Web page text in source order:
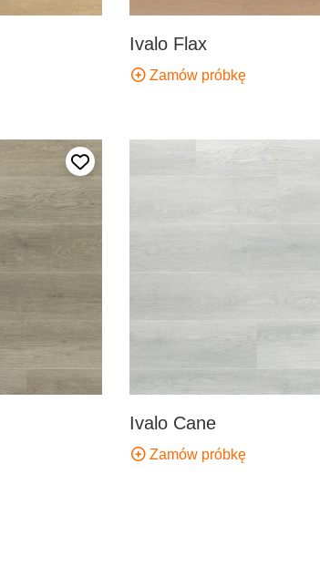
Ivalo Flax
Zamów próbkę
Dodaj do ulubionych
Ivalo Cane
Zamów próbkę